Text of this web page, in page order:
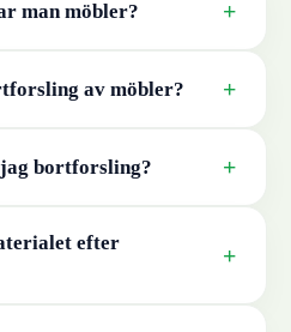
man möbler? +
av möbler? +
bortforsling? +
efter
+